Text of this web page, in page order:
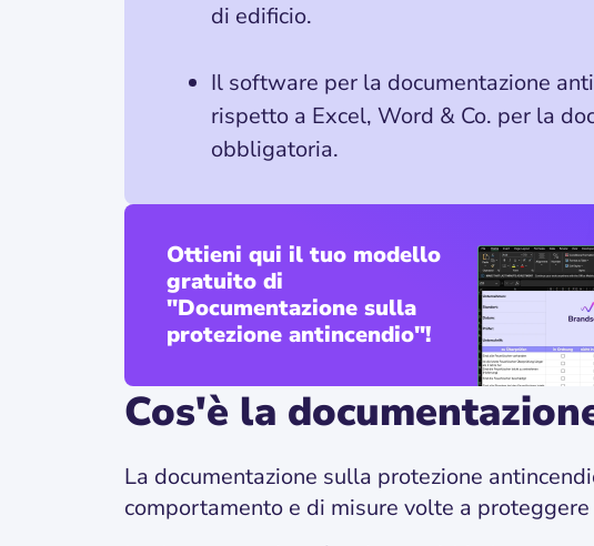
di edificio.
Il software per la documentazione
rispetto a Excel, Word & Co. per la
obbligatoria.
Ottieni qui il tuo modello
gratuito di
"Documentazione sulla
protezione antincendio"!
Cos'è la
La documentazione sulla protezione
comportamento e di misure volte a